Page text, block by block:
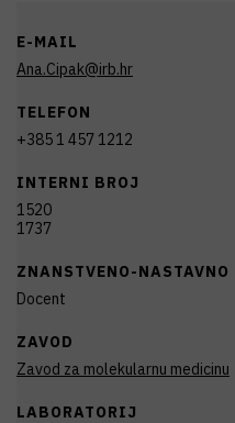
E-MAIL
Ana.Cipak@irb.hr
TELEFON
+385 1 457 1212
INTERNI BROJ
1520
1737
ZNANSTVENO-NASTAVNO
Docent
ZAVOD
Zavod za molekularnu medicinu
LABORATORIJ